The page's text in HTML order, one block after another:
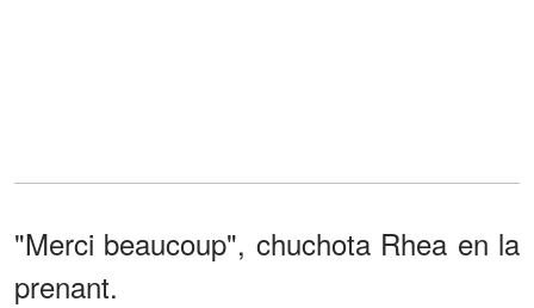
"Merci beaucoup", chuchota Rhea en la
prenant.